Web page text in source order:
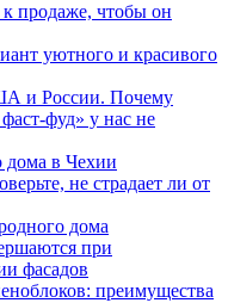
продаже, чтобы он
уютного и красивого
и России. Почему
фуд» у нас не
дома в Чехии
не страдает ли от
дома
при
фасадов
преимущества